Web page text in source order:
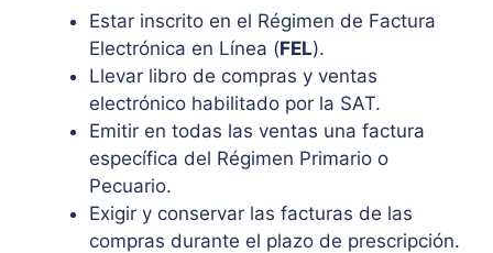
Estar inscrito en el Régimen de Factura
Electrónica en Línea (FEL).
Llevar libro de compras y ventas
electrónico habilitado por la SAT.
Emitir en todas las ventas una factura
específica del Régimen Primario o
Pecuario.
Exigir y conservar las facturas de las
compras durante el plazo de prescripción.